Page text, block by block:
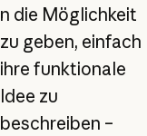
n die Möglichkeit
zu geben, einfach
ihre funktionale
Idee zu
beschreiben –